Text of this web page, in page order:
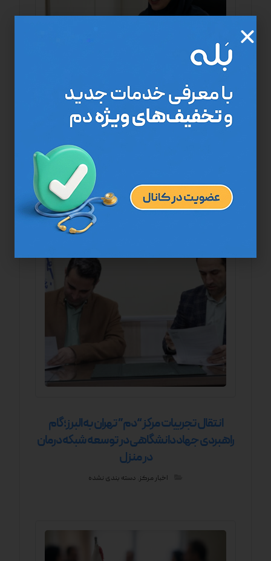
انتقال تجربیات مرکز “دم” تهران به البرز؛ گام
راهبردی جهاد دانشگاهی در توسعه شبکه درمان
در منزل
اخبار مرکز دسته بندی نشده